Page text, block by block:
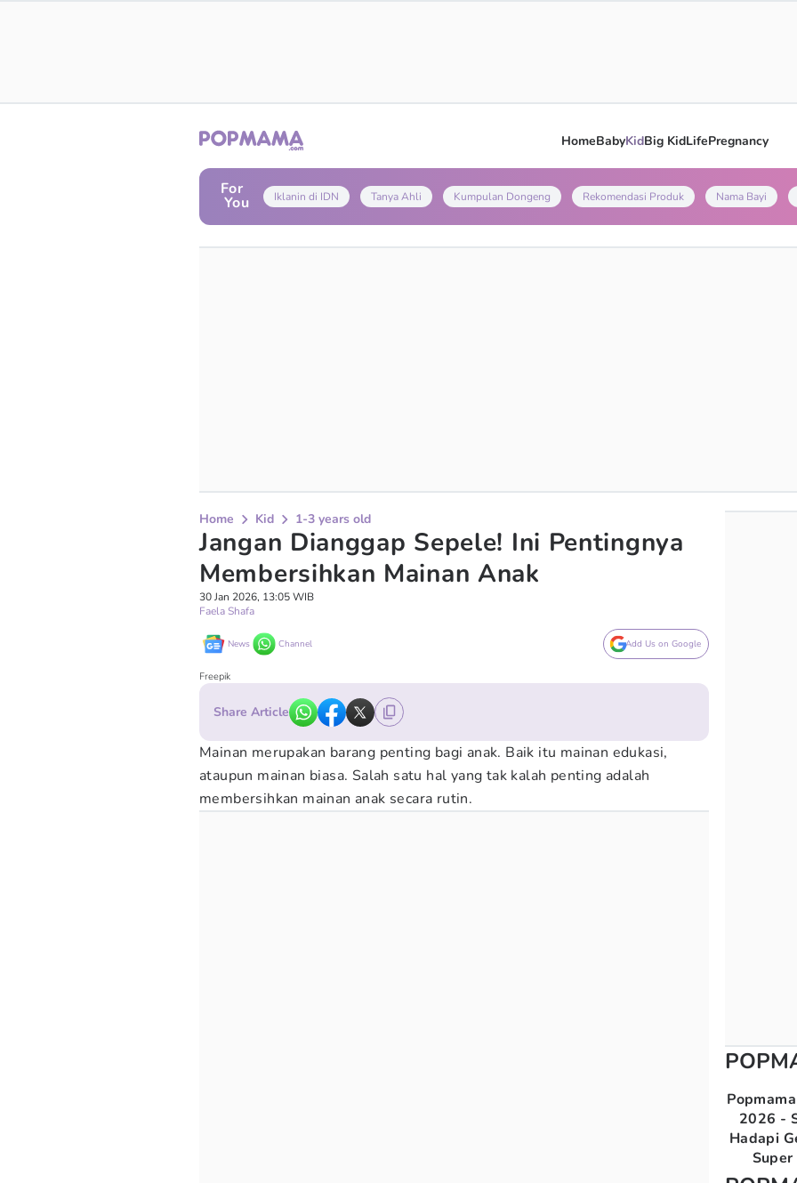
HomeBabyKidBig KidLifePregnancy
For
You Iklanin di IDN Tanya Ahli Kumpulan Dongeng Rekomendasi Produk Nama Bayi
Home Kid 1-3 years old
Jangan Dianggap Sepele! Ini Pentingnya
Membersihkan Mainan Anak
30 Jan 2026, 13:05 WIB
Faela Shafa
News Channel Add Us on Google
Freepik
Share Article
Mainan merupakan barang penting bagi anak. Baik itu mainan edukasi,
ataupun mainan biasa. Salah satu hal yang tak kalah penting adalah
membersihkan mainan anak secara rutin.
2026 -
Hadapi